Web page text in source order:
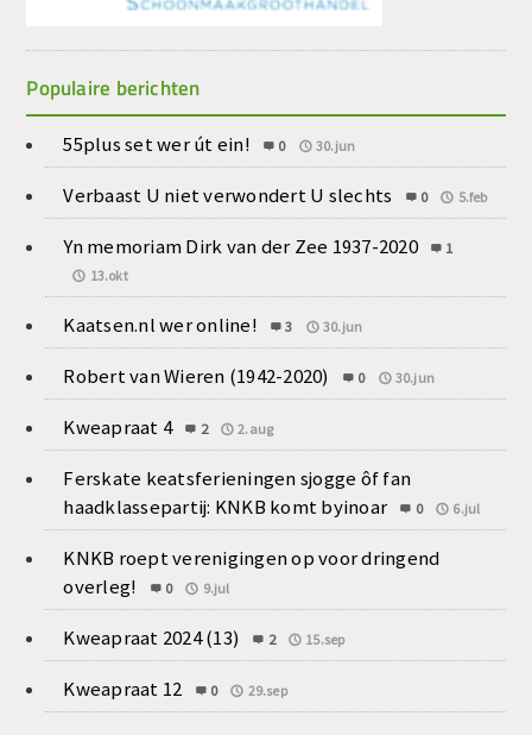
Populaire berichten
55plus set wer út ein! 0 30.jun
Verbaast U niet verwondert U slechts 0 5.feb
Yn memoriam Dirk van der Zee 1937-2020
1
13.okt
Kaatsen.nl wer online! 3 30.jun
Robert van Wieren (1942-2020) 0 30.jun
Kweapraat 4 2 2.aug
Ferskate keatsferieningen sjogge ôf fan
haadklassepartij: KNKB komt byinoar
0 6.jul
KNKB roept verenigingen op voor dringend
overleg!
0 9.jul
Kweapraat 2024 (13) 2 15.sep
Kweapraat 12 0 29.sep